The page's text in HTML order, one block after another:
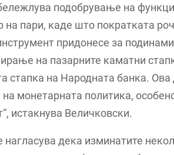
подобрување на
на пари, каде што пократката
придонесе за
на пазарните каматни
стапка на Народната банка. Ова
на монетарната политика,
истакнува Величковски.
нагласува дека изминатите